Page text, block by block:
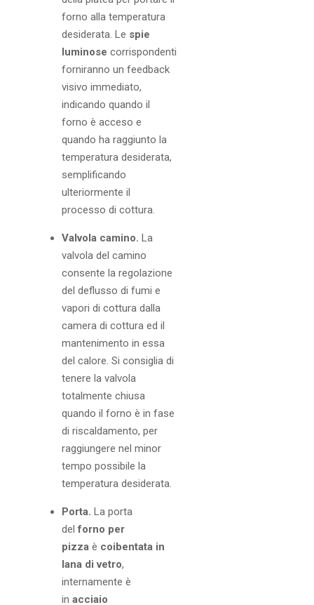
forno alla temperatura
desiderata. Le spie
luminose corrispondenti
forniranno un feedback
visivo immediato,
indicando quando il
forno è acceso e
quando ha raggiunto la
temperatura desiderata,
semplificando
ulteriormente il
processo di cottura.
Valvola camino. La
valvola del camino
consente la regolazione
del deflusso di fumi e
vapori di cottura dalla
camera di cottura ed il
mantenimento in essa
del calore. Si consiglia di
tenere la valvola
totalmente chiusa
quando il forno è in fase
di riscaldamento, per
raggiungere nel minor
tempo possibile la
temperatura desiderata.
Porta. La porta
delforno per
pizzaè coibentata in
lana di vetro,
internamente è
in acciaio